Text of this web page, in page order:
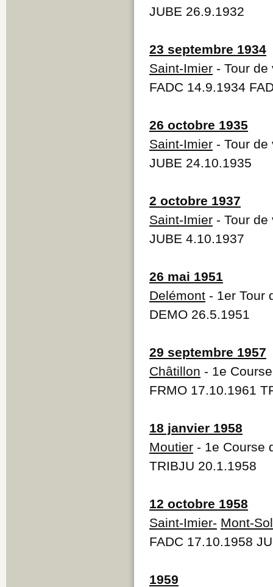
JUBE 26.9.1932
23 septembre 1934
Saint-Imier - Tour de
FADC 14.9.1934
26 octobre 1935
Saint-Imier - Tour de
JUBE 24.10.1935
2 octobre 1937
Saint-Imier - Tour de
JUBE 4.10.1937
26 mai 1951
Delémont - 1er Tour
DEMO 26.5.1951
29 septembre 1957
Châtillon - 1e
FRMO 17.10.1961
18 janvier 1958
Moutier - 1e Course
TRIBJU 20.1.1958
12 octobre 1958
Saint-Imier- Mont-
FADC 17.10.1958
1959